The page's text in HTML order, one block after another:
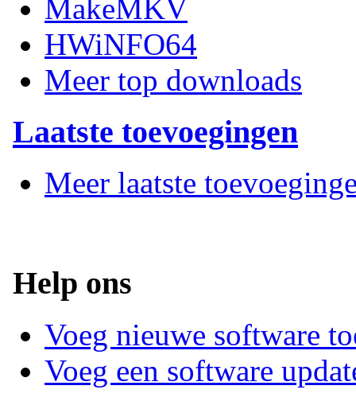
MakeMKV
HWiNFO64
Meer top downloads
Laatste toevoegingen
Meer laatste
Help ons
Voeg nieuwe software
Voeg een software